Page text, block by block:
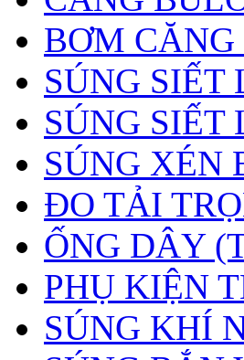
BƠM
SÚNG
SÚNG SIẾT
SÚNG XÉN
ĐO TẢI
ỐNG DÂY
PHỤ KIỆN
SÚNG KHÍ